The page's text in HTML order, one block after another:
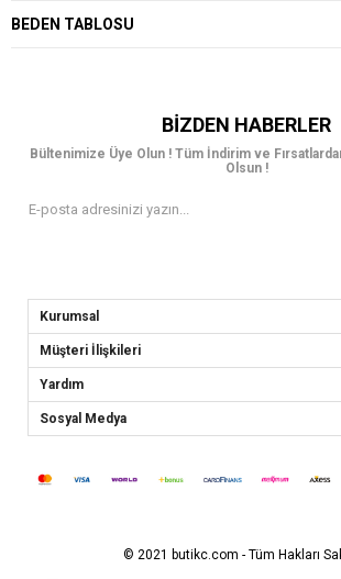
BEDEN TABLOSU
BIZDEN HABERLER
Bültenimize Üye Olun ! Tüm İndirim ve
Olsun !
Kurumsal
Müşteri İlişkileri
Yardım
Sosyal Medya
© 2021 butikc.com - Tüm Hakları